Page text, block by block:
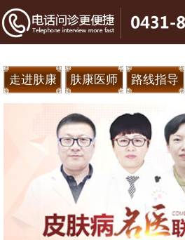
走进肤康 肤康医师 路线指导